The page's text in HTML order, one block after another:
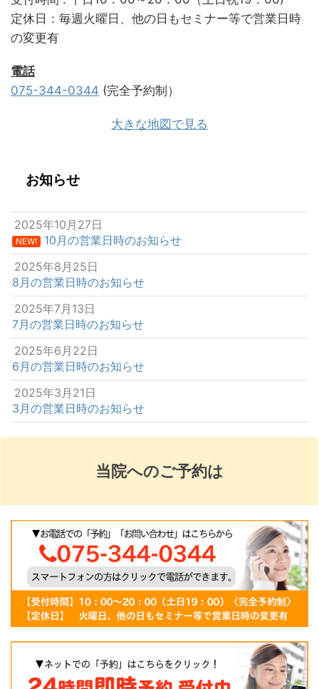
定休日：毎週火曜日、他の日もセミナー等で営業日時
の変更有
電話
075-344-0344 (完全予約制）
大きな地図で見る
お知らせ
2025年10月27日
NEW!
10月の営業日時のお知らせ
2025年8月25日
8月の営業日時のお知らせ
2025年7月13日
7月の営業日時のお知らせ
2025年6月22日
6月の営業日時のお知らせ
2025年3月21日
3月の営業日時のお知らせ
当院へのご予約は